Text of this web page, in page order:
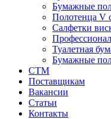
Бумажные
Полотенца V
Салфетки
Туалетная
Бумажные
СТМ
Поставщикам
Вакансии
Статьи
Контакты